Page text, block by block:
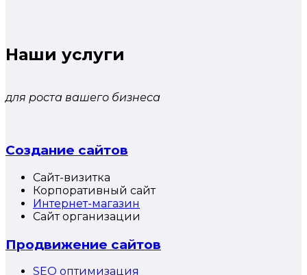
Наши услуги
для роста вашего бизнеса
Создание сайтов
Сайт-визитка
Корпоративный сайт
Интернет-магазин
Сайт организации
Продвижение сайтов
SEO оптимизация